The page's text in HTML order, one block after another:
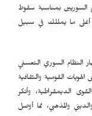
السوريين بمناسبة سقوط
أغلى ما يمللك في سبيل
انهار النظام السوري التعسفي
القومية والثقافية
الديمقراطية، وأنكر
والمذهبي، مما أوصل